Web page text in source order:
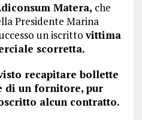
Matera, che
Presidente Marina
un iscrittovittima
scorretta.
recapitare bollette
di un fornitore, pur
alcun contratto.